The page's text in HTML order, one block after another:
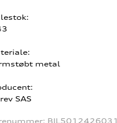
metal
SAS
BIL5012426031